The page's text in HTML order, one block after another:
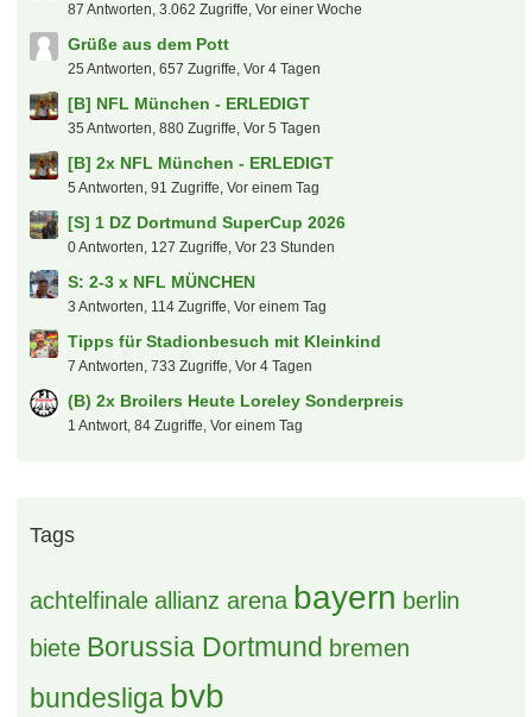
87 Antworten, 3.062 Zugriffe, Vor einer Woche
Grüße aus dem Pott
25 Antworten, 657 Zugriffe, Vor 4 Tagen
[B] NFL München - ERLEDIGT
35 Antworten, 880 Zugriffe, Vor 5 Tagen
[B] 2x NFL München - ERLEDIGT
5 Antworten, 91 Zugriffe, Vor einem Tag
[S] 1 DZ Dortmund SuperCup 2026
0 Antworten, 127 Zugriffe, Vor 23 Stunden
S: 2-3 x NFL MÜNCHEN
3 Antworten, 114 Zugriffe, Vor einem Tag
Tipps für Stadionbesuch mit Kleinkind
7 Antworten, 733 Zugriffe, Vor 4 Tagen
(B) 2x Broilers Heute Loreley Sonderpreis
1 Antwort, 84 Zugriffe, Vor einem Tag
Tags
achtelfinale allianz arena bayern berlin
biete Borussia Dortmund bremen
bundesliga bvb